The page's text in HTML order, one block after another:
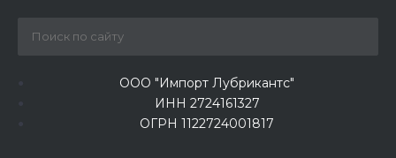
ООО "Импорт Лубрикантс"
ИНН 2724161327
ОГРН 1122724001817